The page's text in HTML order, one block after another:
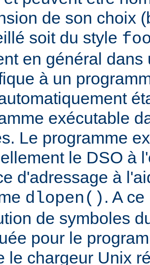
de son choix
soit du style
en général dans
à un
exécutable
Le programme
le DSO à
d'adressage à
dlopen() . A
de symboles
pour le
le chargeur Unix